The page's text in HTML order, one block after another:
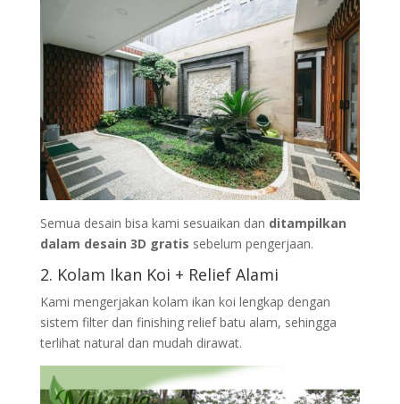
Semua desain bisa kami sesuaikan dan ditampilkan
dalam desain 3D gratis sebelum pengerjaan.
2. Kolam Ikan Koi + Relief Alami
Kami mengerjakan kolam ikan koi lengkap dengan
sistem filter dan finishing relief batu alam, sehingga
terlihat natural dan mudah dirawat.